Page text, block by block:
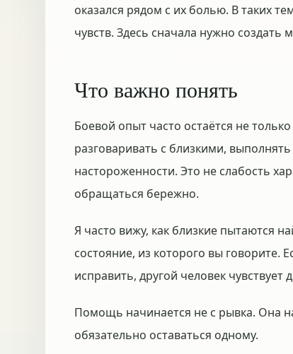
оказался рядом с их болью. В таких
чувств. Здесь сначала нужно
Что важно понять
Боевой опыт часто остаётся не
разговаривать с близкими,
настороженности. Это не слабость
обращаться бережно.
Я часто вижу, как близкие пытаются
состояние, из которого вы говорите.
исправить, другой человек
Помощь начинается не с рывка. Она
обязательно оставаться одному.